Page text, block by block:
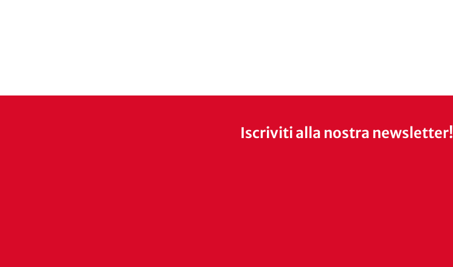
Iscriviti alla nostra newsletter!